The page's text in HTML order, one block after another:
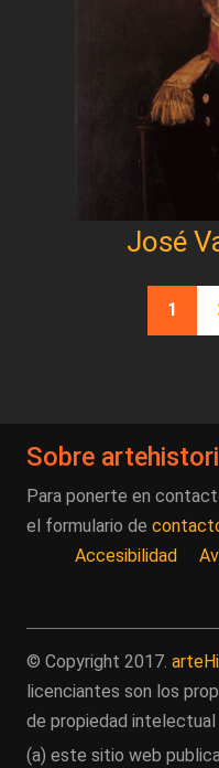
José
1
Sobre
Para ponerte en
el formulario de
Accesibilidad
© Copyright 2017.
licenciantes son los
de propiedad intelectual
(a) este sitio web